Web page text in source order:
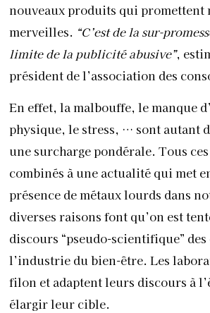
nouveaux produits qui promettent
merveilles. “C’est de la sur-
limite de la publicité abusive”,
président de l’association des
En effet, la malbouffe, le manque
physique, le stress, … sont autant
une surcharge pondérale. Tous
combinés à une actualité qui met
présence de métaux lourds dans
diverses raisons font qu’on est
discours “pseudo-scientifique”
l’industrie du bien-être. Les
filon et adaptent leurs discours à
élargir leur cible.